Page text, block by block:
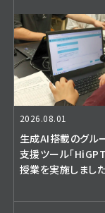
2026.08.01
生成AI搭載のグル
支援ツール「
授業を実施しまし